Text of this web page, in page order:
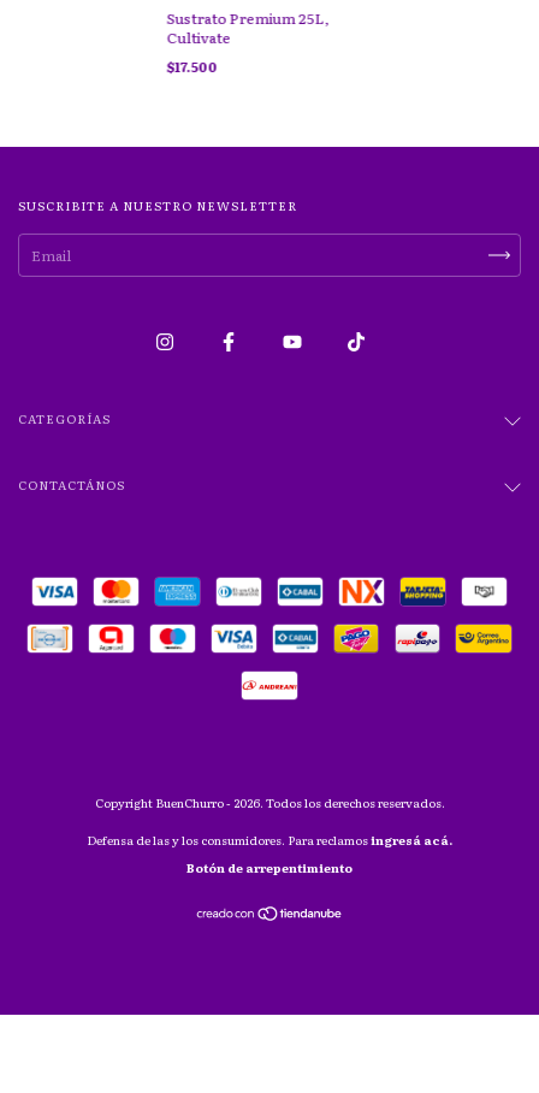
Sustrato Premium 25L,
Cultivate
$17.500
SUSCRIBITE A NUESTRO NEWSLETTER
CATEGORÍAS
CONTACTÁNOS
Copyright BuenChurro - 2026. Todos los derechos reservados.
Defensa de las y los consumidores. Para reclamosingresá acá.
Botón de arrepentimiento